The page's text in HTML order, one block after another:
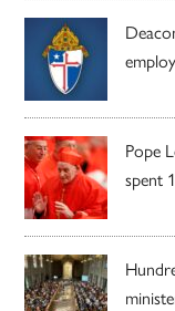
Pope
spent